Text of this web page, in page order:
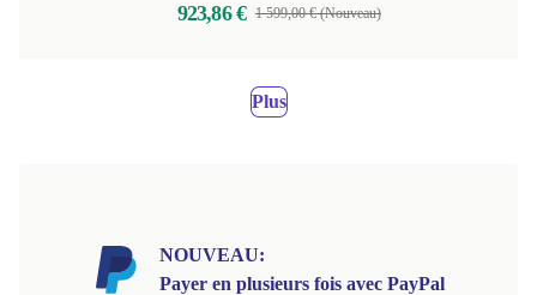
923,86 € 1 599,00 € (Nouveau)
Plus
NOUVEAU:
Payer en plusieurs fois avec PayPal